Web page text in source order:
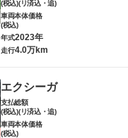
(税込)(リ済込・追)
車両本体価格
(税込)
年式2023年
走行4.0万km
エクシーガ
支払総額
(税込)(リ済込・追)
車両本体価格
(税込)